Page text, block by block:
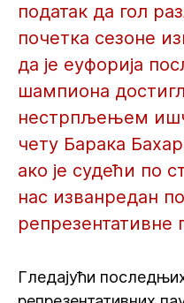
податак да гол
почетка сезоне
да је еуфорија
шампиона
нестрпљењем
чету Барака
ако је судећи по
нас изванредан
репрезентативне
Гледајући